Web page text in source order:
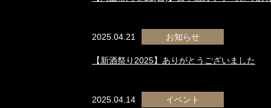
2025.04.21 お知らせ
【新酒祭り2025】ありがとうございました
2025.04.14 イベント